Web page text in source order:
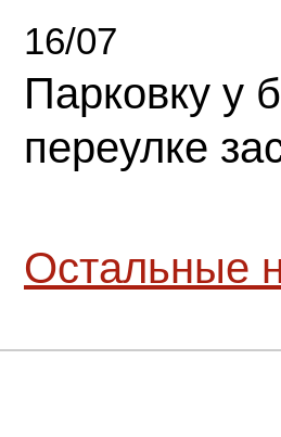
16/07
Парковку у
переулке
Остальные